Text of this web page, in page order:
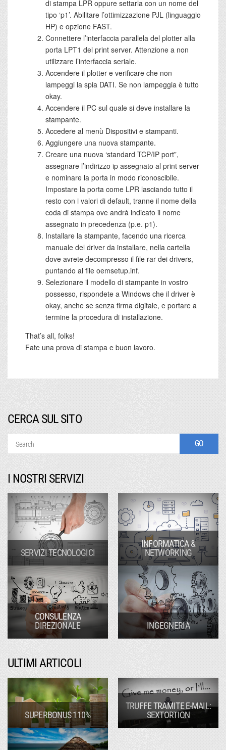
di stampa LPR oppure settarla con un nome del
tipo ‘p1’. Abilitare l’ottimizzazione PJL (linguaggio
HP) e opzione FAST.
Connettere l’interfaccia parallela del plotter alla
porta LPT1 del print server. Attenzione a non
utilizzare l’interfaccia seriale.
Accendere il plotter e verificare che non
lampeggi la spia DATI. Se non lampeggia è tutto
okay.
Accendere il PC sul quale si deve installare la
stampante.
Accedere al menù Dispositivi e stampanti.
Aggiungere una nuova stampante.
Creare una nuova ‘standard TCP/IP port”,
assegnare l’indirizzo ip assegnato al print server
e nominare la porta in modo riconoscibile.
Impostare la porta come LPR lasciando tutto il
resto con i valori di default, tranne il nome della
coda di stampa ove andrà indicato il nome
assegnato in precedenza (p.e. p1).
Installare la stampante, facendo una ricerca
manuale del driver da installare, nella cartella
dove avrete decompresso il file rar dei drivers,
puntando al file oemsetup.inf.
Selezionare il modello di stampante in vostro
possesso, rispondete a Windows che il driver è
okay, anche se senza firma digitale, e portare a
termine la procedura di installazione.
That’s all, folks!
Fate una prova di stampa e buon lavoro.
CERCA SUL SITO
I NOSTRI SERVIZI
SERVIZI TECNOLOGICI
INFORMATICA &
NETWORKING
CONSULENZA
DIREZIONALE
INGEGNERIA
ULTIMI ARTICOLI
SUPERBONUS 110%
TRUFFE TRAMITE E-MAIL:
SEXTORTION